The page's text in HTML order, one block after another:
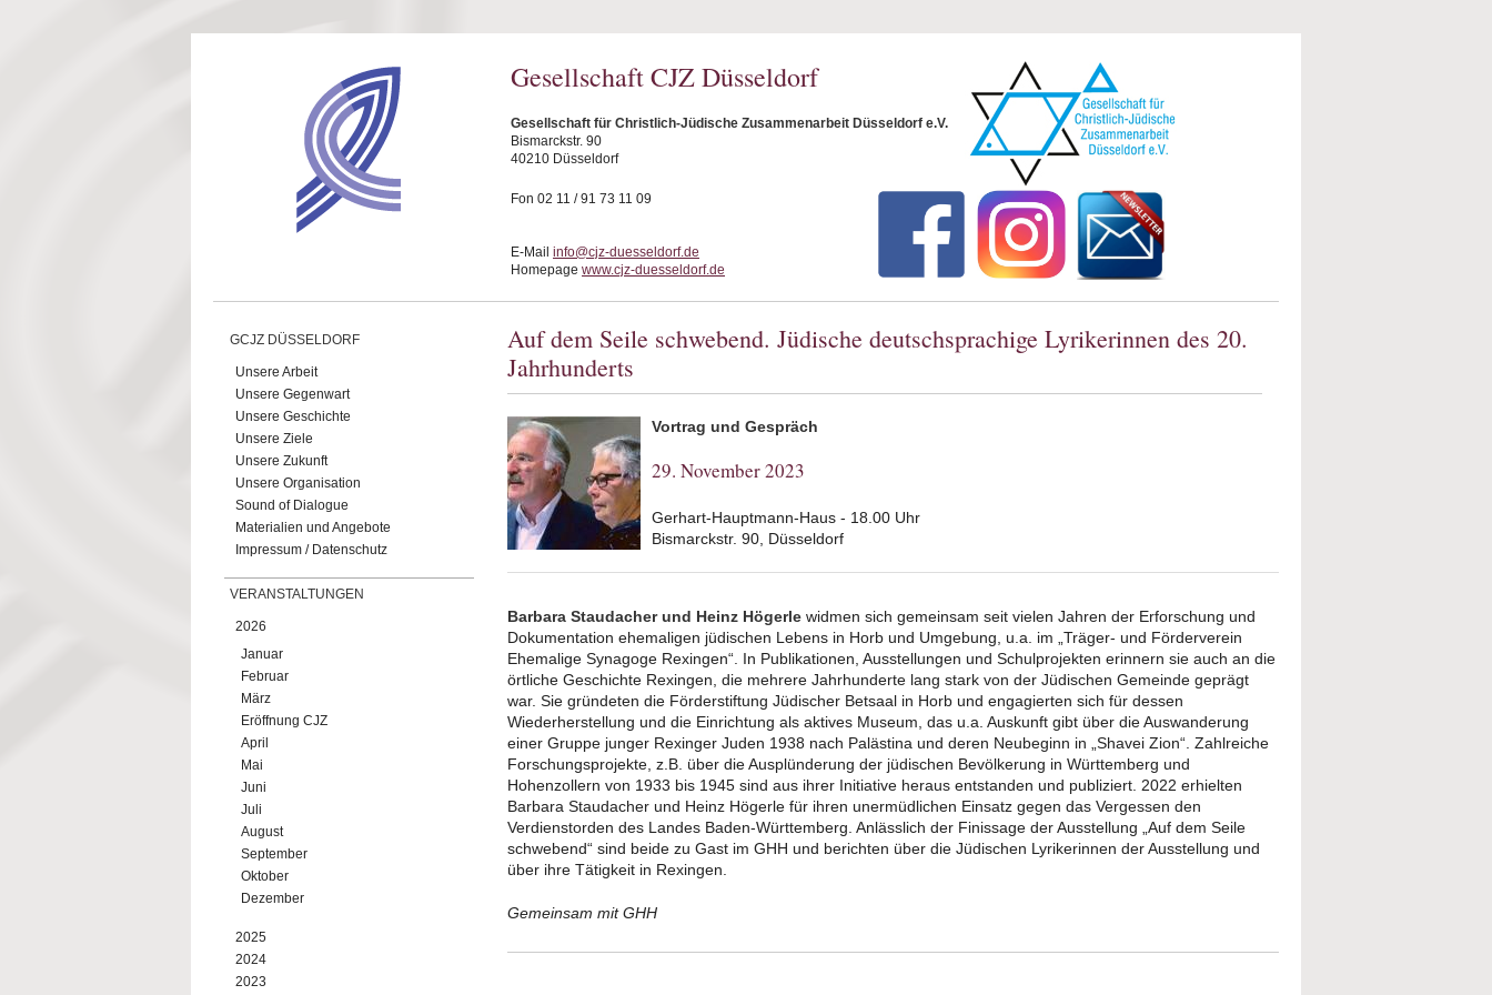
Gesellschaft CJZ Düsseldorf
Gesellschaft für Christlich-Jüdische Zusammenarbeit Düsseldorf e.V.
Bismarckstr. 90
40210 Düsseldorf
Fon 02 11 / 91 73 11 09
E-Mail info@cjz-duesseldorf.de
Homepage www.cjz-duesseldorf.de
GCJZ DÜSSELDORF
Unsere Arbeit
Unsere Gegenwart
Unsere Geschichte
Unsere Ziele
Unsere Zukunft
Unsere Organisation
Sound of Dialogue
Materialien und Angebote
Impressum / Datenschutz
VERANSTALTUNGEN
2026
Januar
Februar
März
Eröffnung CJZ
April
Mai
Juni
Juli
August
September
Oktober
Dezember
2025
2024
2023
Auf dem Seile schwebend. Jüdische deutschsprachige Lyrikerinnen des 20.
Jahrhunderts
Vortrag und Gespräch
29. November 2023
Gerhart-Hauptmann-Haus - 18.00 Uhr
Bismarckstr. 90, Düsseldorf
Barbara Staudacher und Heinz Högerle widmen sich gemeinsam seit vielen Jahren der Erforschung und
Dokumentation ehemaligen jüdischen Lebens in Horb und Umgebung, u.a. im „Träger- und Förderverein
Ehemalige Synagoge Rexingen“. In Publikationen, Ausstellungen und Schulprojekten erinnern sie auch an die
örtliche Geschichte Rexingen, die mehrere Jahrhunderte lang stark von der Jüdischen Gemeinde geprägt
war. Sie gründeten die Förderstiftung Jüdischer Betsaal in Horb und engagierten sich für dessen
Wiederherstellung und die Einrichtung als aktives Museum, das u.a. Auskunft gibt über die Auswanderung
einer Gruppe junger Rexinger Juden 1938 nach Palästina und deren Neubeginn in „Shavei Zion“. Zahlreiche
Forschungsprojekte, z.B. über die Ausplünderung der jüdischen Bevölkerung in Württemberg und
Hohenzollern von 1933 bis 1945 sind aus ihrer Initiative heraus entstanden und publiziert. 2022 erhielten
Barbara Staudacher und Heinz Högerle für ihren unermüdlichen Einsatz gegen das Vergessen den
Verdienstorden des Landes Baden-Württemberg. Anlässlich der Finissage der Ausstellung „Auf dem Seile
schwebend“ sind beide zu Gast im GHH und berichten über die Jüdischen Lyrikerinnen der Ausstellung und
über ihre Tätigkeit in Rexingen.
Gemeinsam mit GHH